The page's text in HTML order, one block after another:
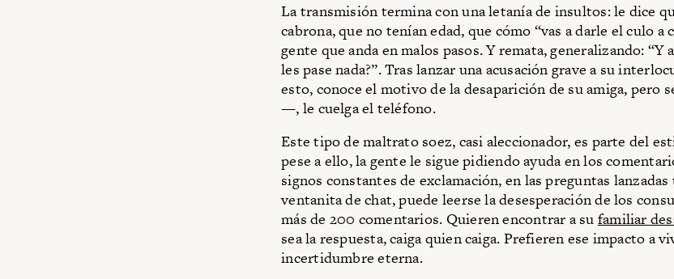
La transmisión termina con una letanía de insultos: le dice
cabrona, que no tenían edad, que cómo “vas a darle el culo a
gente que anda en malos pasos. Y remata, generalizando: “Y
les pase nada?”. Tras lanzar una acusación grave a su
esto, conoce el motivo de la desaparición de su amiga, pero
—, le cuelga el teléfono.
Este tipo de maltrato soez, casi aleccionador, es parte del
pese a ello, la gente le sigue pidiendo ayuda en los
signos constantes de exclamación, en las preguntas
ventanita de chat, puede leerse la desesperación de los
más de 200 comentarios. Quieren encontrar a su familiar
sea la respuesta, caiga quien caiga. Prefieren ese impacto a
incertidumbre eterna.